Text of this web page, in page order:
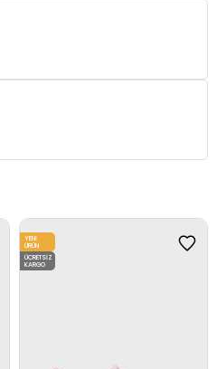
YENI
ÜRÜN
ÜCRETSIZ
KARGO